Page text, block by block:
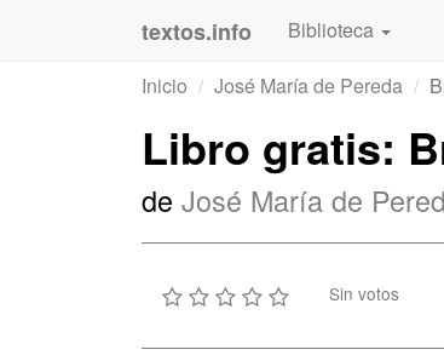
textos.info Biblioteca
Inicio
José María de Pereda
Libro gratis:
de José María de
Sin votos